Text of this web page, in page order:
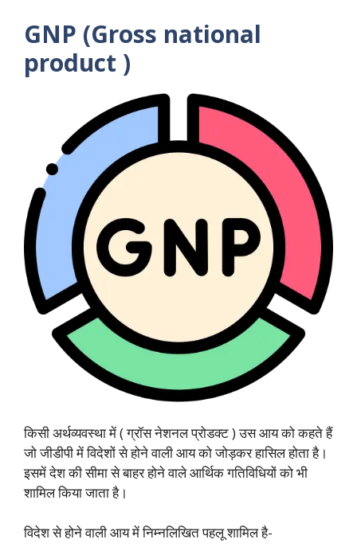
GNP (Gross national
product )
किसी अर्थव्यवस्था में ( ग्रॉस नेशनल प्रोडक्ट ) उस आय को कहते हैं
जो जीडीपी में विदेशों से होने वाली आय को जोड़कर हासिल होता है।
इसमें देश की सीमा से बाहर होने वाले आर्थिक गतिविधियों को भी
शामिल किया जाता है।
विदेश से होने वाली आय में निम्नलिखित पहलू शामिल है-